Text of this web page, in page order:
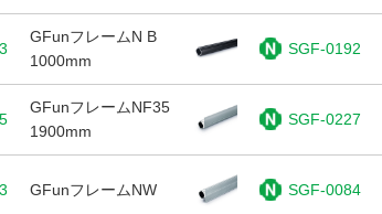
GFunフレームN B
1000mm
SGF-0192
GFunフレームNF35
1900mm
SGF-0227
GFunフレームNW SGF-0084